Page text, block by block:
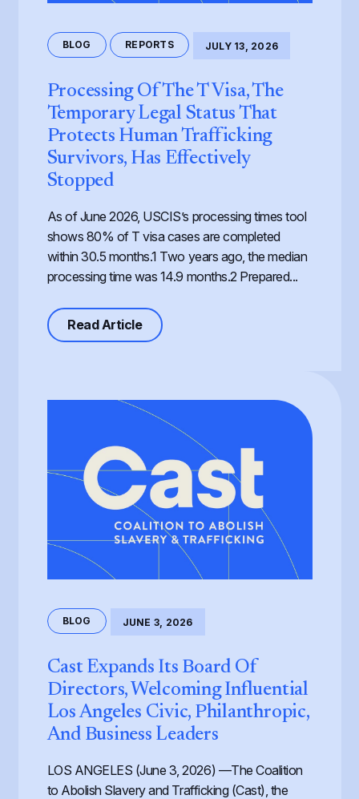
BLOG REPORTS JULY 13, 2026
Processing Of The T Visa, The
Temporary Legal Status That
Protects Human Trafficking
Survivors, Has Effectively
Stopped
As of June 2026, USCIS’s processing times tool
shows 80% of T visa cases are completed
within 30.5 months.1 Two years ago, the median
processing time was 14.9 months.2 Prepared...
Read Articleabout Processing of the T Visa,
BLOG JUNE 3, 2026
Cast Expands Its Board Of
Directors, Welcoming Influential
Los Angeles Civic, Philanthropic,
And Business Leaders
LOS ANGELES (June 3, 2026) —The Coalition
to Abolish Slavery and Trafficking (Cast), the